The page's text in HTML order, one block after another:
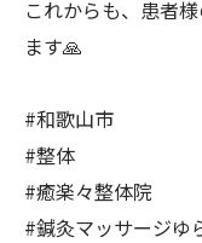
これからも、患者
ます🙏
#和歌山市
#整体
#癒楽々整体院
#鍼灸マッサージゆ